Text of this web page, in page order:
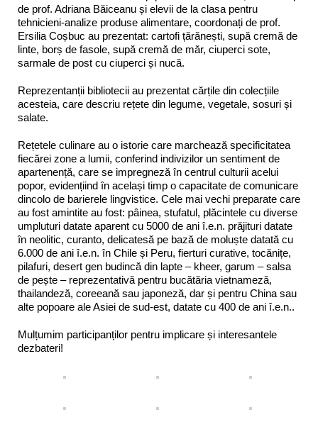
de prof. Adriana Băiceanu și elevii de la clasa pentru
tehnicieni-analize produse alimentare, coordonați de prof.
Ersilia Coșbuc au prezentat: cartofi țărănești, supă cremă de
linte, borș de fasole, supă cremă de măr, ciuperci sote,
sarmale de post cu ciuperci și nucă.
Reprezentanții bibliotecii au prezentat cărțile din colecțiile
acesteia, care descriu rețete din legume, vegetale, sosuri și
salate.
Rețetele culinare au o istorie care marchează specificitatea
fiecărei zone a lumii, conferind indivizilor un sentiment de
apartenență, care se impregneză în centrul culturii acelui
popor, evidențiind în același timp o capacitate de comunicare
dincolo de barierele lingvistice. Cele mai vechi preparate care
au fost amintite au fost: pâinea, stufatul, plăcintele cu diverse
umpluturi datate aparent cu 5000 de ani î.e.n. prăjituri datate
în neolitic, curanto, delicatesă pe bază de moluște datată cu
6.000 de ani î.e.n. în Chile și Peru, fierturi curative, tocănițe,
pilafuri, desert gen budincă din lapte – kheer, garum – salsa
de pește – reprezentativă pentru bucătăria vietnameză,
thailandeză, coreeană sau japoneză, dar și pentru China sau
alte popoare ale Asiei de sud-est, datate cu 400 de ani î.e.n..
Mulțumim participanților pentru implicare și interesantele
dezbateri!